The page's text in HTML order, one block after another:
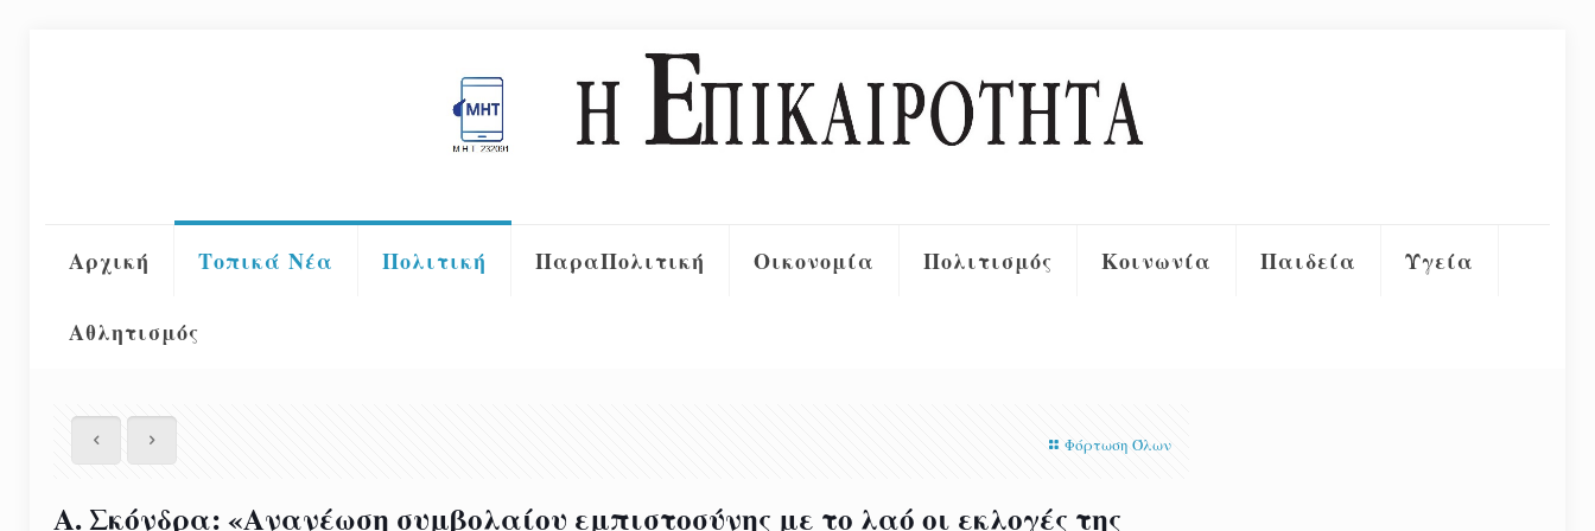
Αρχική Τοπικά Νέα Πολιτική ΠαραΠολιτική Οικονομία Πολιτισμός Κοινωνία Παιδεία Υγεία
Αθλητισμός
Φόρτωση Όλων
Α. Σκόνδρα: «Ανανέωση συμβολαίου εμπιστοσύνης με το λαό οι εκλογές της